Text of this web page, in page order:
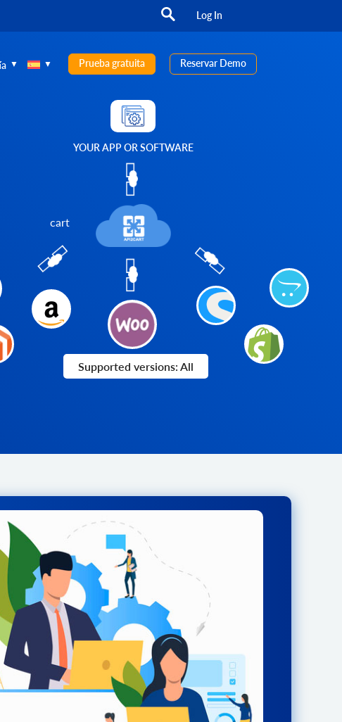
Log In
Prueba gratuita Reservar Demo
YOUR APP OR SOFTWARE
Supported versions: All